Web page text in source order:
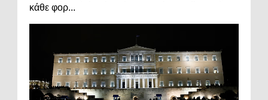
κάθε φορ...